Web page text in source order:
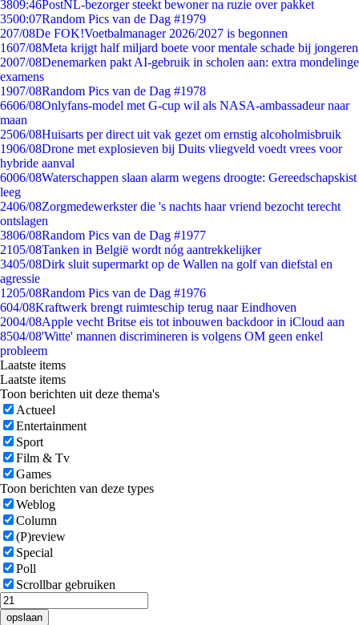
3809:46PostNL-bezorger steekt bewoner na ruzie over pakket
3500:07Random Pics van de Dag #1979
207/08De FOK!Voetbalmanager 2026/2027 is begonnen
1607/08Meta krijgt half miljard boete voor mentale schade bij jongeren
2007/08Denemarken pakt AI-gebruik in scholen aan: extra mondelinge
examens
1907/08Random Pics van de Dag #1978
6606/08Onlyfans-model met G-cup wil als NASA-ambassadeur naar
maan
2506/08Huisarts per direct uit vak gezet om ernstig alcoholmisbruik
1906/08Drone met explosieven bij Duits vliegveld voedt vrees voor
hybride aanval
6006/08Waterschappen slaan alarm wegens droogte: Gereedschapskist
leeg
2406/08Zorgmedewerkster die 's nachts haar vriend bezocht terecht
ontslagen
3806/08Random Pics van de Dag #1977
2105/08Tanken in België wordt nóg aantrekkelijker
3405/08Dirk sluit supermarkt op de Wallen na golf van diefstal en
agressie
1205/08Random Pics van de Dag #1976
604/08Kraftwerk brengt ruimteschip terug naar Eindhoven
2004/08Apple vecht Britse eis tot inbouwen backdoor in iCloud aan
8504/08'Witte' mannen discrimineren is volgens OM geen enkel
probleem
Laatste items
Laatste items
Toon berichten uit deze thema's
Actueel
Entertainment
Sport
Film & Tv
Games
Toon berichten van deze types
Weblog
Column
(P)review
Special
Poll
Scrollbar gebruiken
opslaan